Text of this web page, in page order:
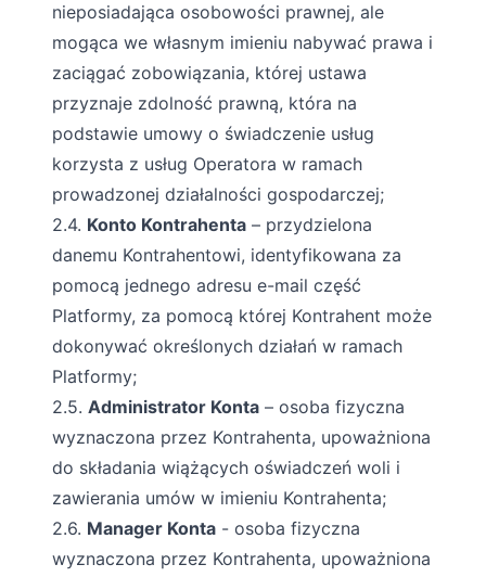
nieposiadająca osobowości prawnej, ale
mogąca we własnym imieniu nabywać prawa i
zaciągać zobowiązania, której ustawa
przyznaje zdolność prawną, która na
podstawie umowy o świadczenie usług
korzysta z usług Operatora w ramach
prowadzonej działalności gospodarczej;
2.4. Konto Kontrahenta – przydzielona
danemu Kontrahentowi, identyfikowana za
pomocą jednego adresu e-mail część
Platformy, za pomocą której Kontrahent może
dokonywać określonych działań w ramach
Platformy;
2.5. Administrator Konta – osoba fizyczna
wyznaczona przez Kontrahenta, upoważniona
do składania wiążących oświadczeń woli i
zawierania umów w imieniu Kontrahenta;
2.6. Manager Konta - osoba fizyczna
wyznaczona przez Kontrahenta, upoważniona